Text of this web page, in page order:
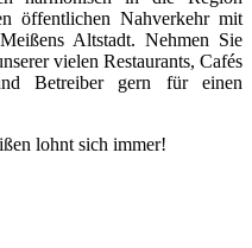
öffentlichen Nahverkehr mit
Altstadt. Nehmen Sie
vielen Restaurants, Cafés
Betreiber gern für einen
lohnt sich immer!